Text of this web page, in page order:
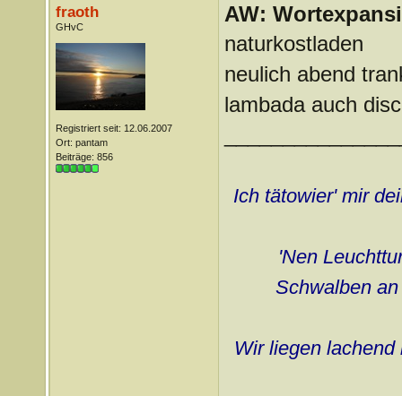
fraoth
GHvC
Registriert seit: 12.06.2007
Ort: pantam
Beiträge: 856
AW:
naturkostladen
neulich abend
lambada auch
Ich tätowier' mir
'Nen
Schwalben
Wir liegen